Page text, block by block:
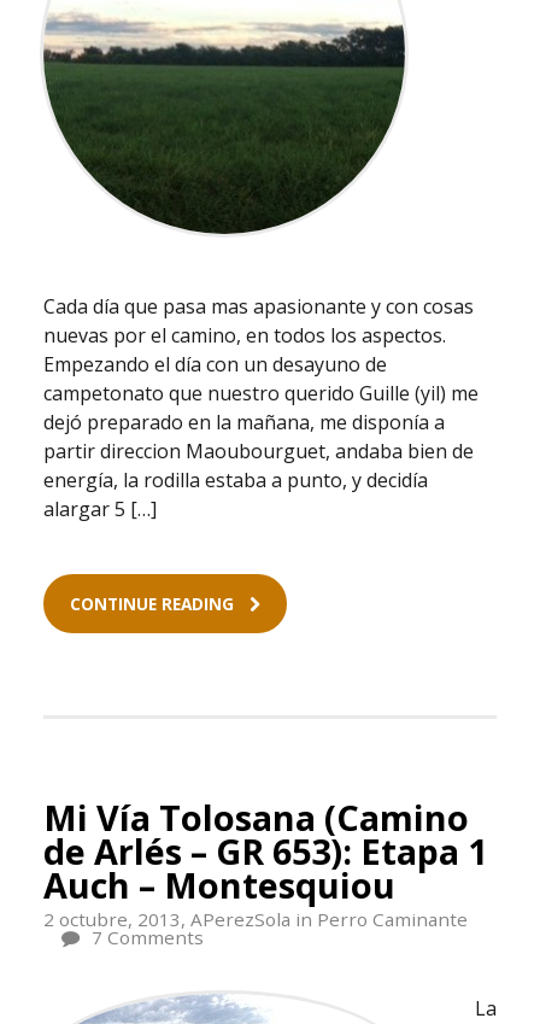
Cada día que pasa mas apasionante y con cosas
nuevas por el camino, en todos los aspectos.
Empezando el día con un desayuno de
campetonato que nuestro querido Guille (yil) me
dejó preparado en la mañana, me disponía a
partir direccion Maoubourguet, andaba bien de
energía, la rodilla estaba a punto, y decidía
alargar 5 […]
CONTINUE READING
Mi Vía Tolosana (Camino
de Arlés – GR 653): Etapa 1
Auch – Montesquiou
2 octubre, 2013, APerezSola in Perro Caminante
7 Comments
La